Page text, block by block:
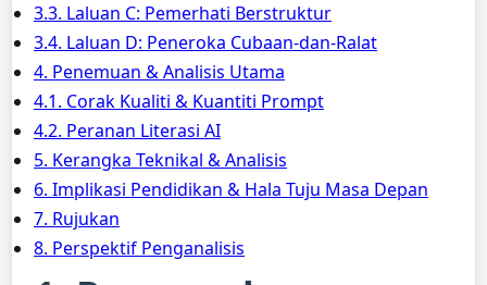
3.3. Laluan C: Pemerhati Berstruktur
3.4. Laluan D: Peneroka Cubaan-dan-Ralat
4. Penemuan & Analisis Utama
4.1. Corak Kualiti & Kuantiti Prompt
4.2. Peranan Literasi AI
5. Kerangka Teknikal & Analisis
6. Implikasi Pendidikan & Hala Tuju Masa Depan
7. Rujukan
8. Perspektif Penganalisis